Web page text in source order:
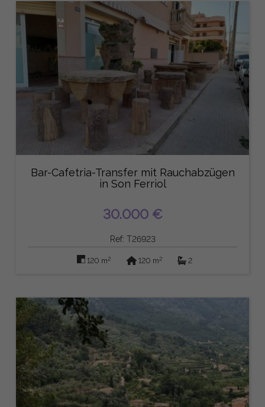
Bar-Cafetria-Transfer mit Rauchabzügen
in Son Ferriol
30.000 €
Ref: T26923
120 m2 120 m2 2